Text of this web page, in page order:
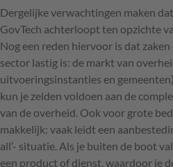
Dergelijke verwachtingen maken
GovTech achterloopt ten opzichte
Nog een reden hiervoor is dat
sector lastig is: de markt van
uitvoeringsinstanties en
kun je zelden voldoen aan de
van de overheid. Ook voor grote
makkelijk: vaak leidt een
all’- situatie. Als je buiten de boot
een product of dienst, waardoor je